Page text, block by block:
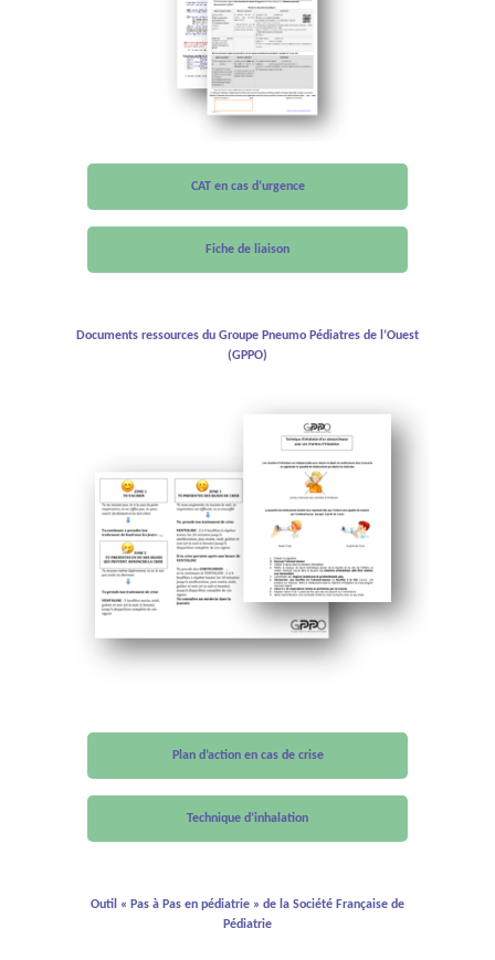
CAT en cas d’urgence
Fiche de liaison
Documents ressources du Groupe Pneumo Pédiatres de l’Ouest
(GPPO)
Plan d’action en cas de crise
Technique d’inhalation
Outil « Pas à Pas en pédiatrie » de la Société Française de
Pédiatrie